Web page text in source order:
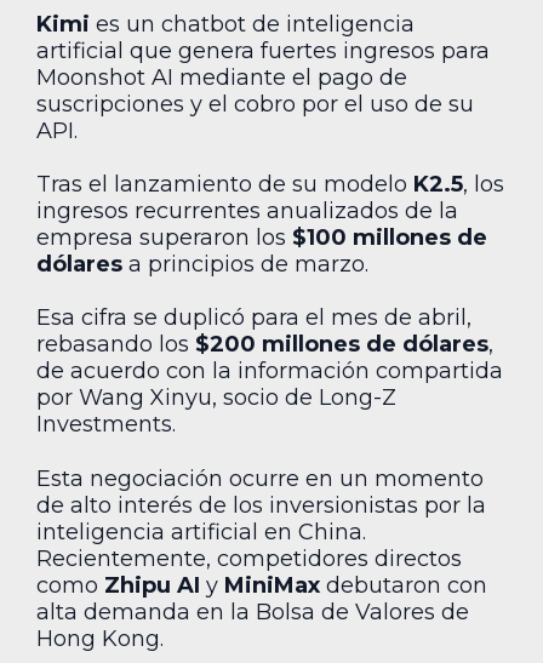
Kimi es un chatbot de inteligencia
artificial que genera fuertes ingresos para
Moonshot AI mediante el pago de
suscripciones y el cobro por el uso de su
API.
Tras el lanzamiento de su modelo K2.5, los
ingresos recurrentes anualizados de la
empresa superaron los $100 millones de
dólares a principios de marzo.
Esa cifra se duplicó para el mes de abril,
rebasando los $200 millones de dólares,
de acuerdo con la información compartida
por Wang Xinyu, socio de Long-Z
Investments.
Esta negociación ocurre en un momento
de alto interés de los inversionistas por la
inteligencia artificial en China.
Recientemente, competidores directos
como Zhipu AI y MiniMax debutaron con
alta demanda en la Bolsa de Valores de
Hong Kong.